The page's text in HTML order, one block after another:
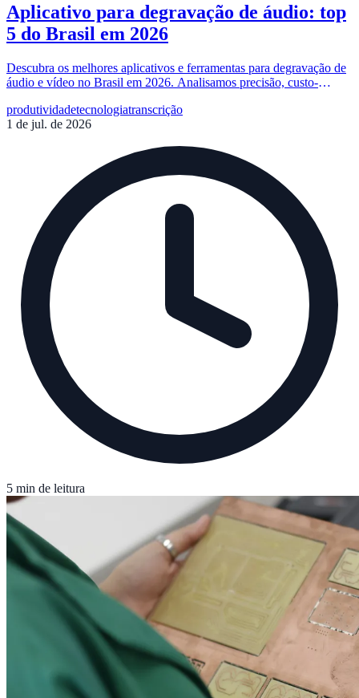
Aplicativo para degravação de áudio: top
5 do Brasil em 2026
Descubra os melhores aplicativos e ferramentas para degravação de
áudio e vídeo no Brasil em 2026. Analisamos precisão, custo-
produtividadetecnologiatranscrição
1 de jul. de 2026
5 min de leitura